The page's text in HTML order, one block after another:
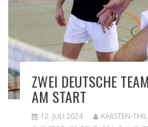
ZWEI DEUTSCHE
AM START
12. JULI 2024
KARSTEN-